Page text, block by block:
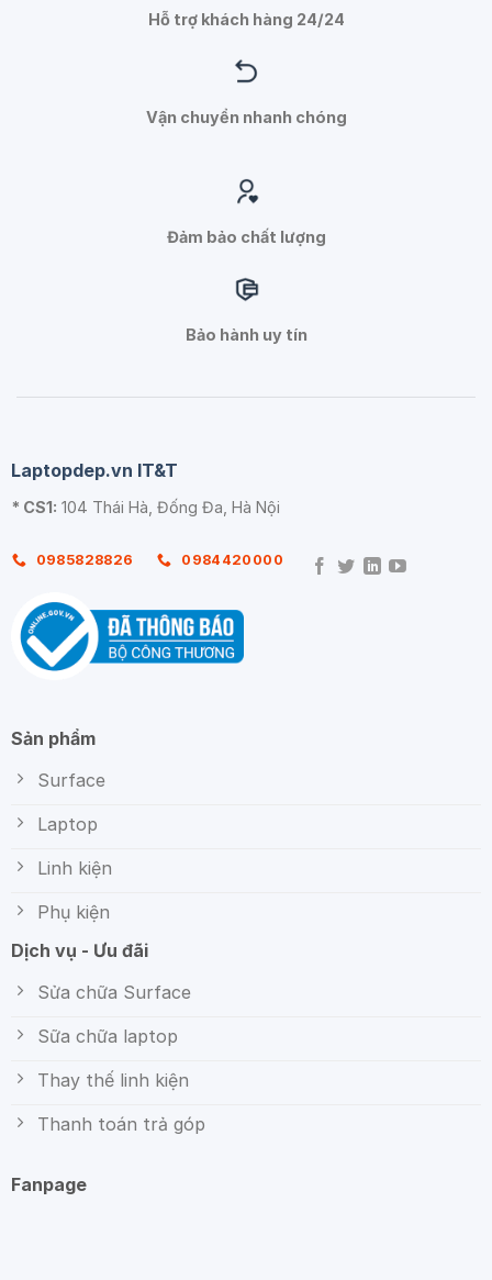
Hỗ trợ khách hàng 24/24
Vận chuyển nhanh chóng
Đảm bảo chất lượng
Bảo hành uy tín
Laptopdep.vn IT&T
* CS1: 104 Thái Hà, Đống Đa, Hà Nội
0985828826 0984420000
Sản phẩm
Surface
Laptop
Linh kiện
Phụ kiện
Dịch vụ - Ưu đãi
Sửa chữa Surface
Sữa chữa laptop
Thay thế linh kiện
Thanh toán trả góp
Fanpage